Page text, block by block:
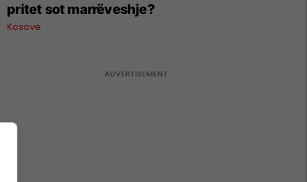
pritet sot marrëveshje?
Kosovë